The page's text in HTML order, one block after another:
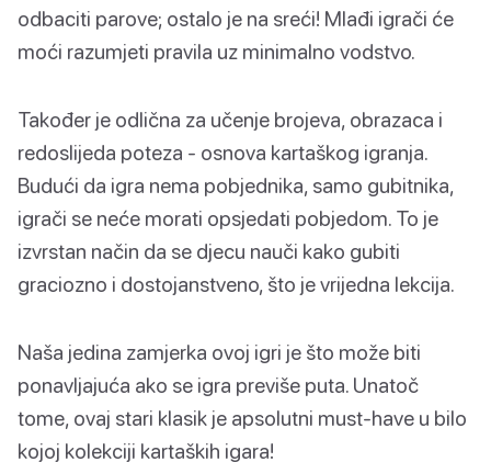
odbaciti parove; ostalo je na sreći! Mlađi igrači će
moći razumjeti pravila uz minimalno vodstvo.
Također je odlična za učenje brojeva, obrazaca i
redoslijeda poteza - osnova kartaškog igranja.
Budući da igra nema pobjednika, samo gubitnika,
igrači se neće morati opsjedati pobjedom. To je
izvrstan način da se djecu nauči kako gubiti
graciozno i dostojanstveno, što je vrijedna lekcija.
Naša jedina zamjerka ovoj igri je što može biti
ponavljajuća ako se igra previše puta. Unatoč
tome, ovaj stari klasik je apsolutni must-have u bilo
kojoj kolekciji kartaških igara!